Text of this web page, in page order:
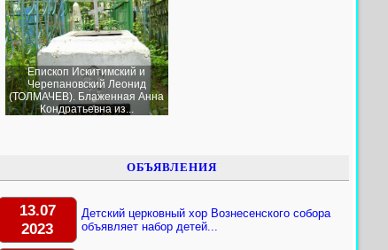
Епископ Искитимский и
Черепановский Леонид
(ТОЛМАЧЕВ). Блаженная Анна
Кондратьевна из...
ОБЪЯВЛЕНИЯ
13.07
2023
Детский церковный хор Вознесенского собора
объявляет набор детей...